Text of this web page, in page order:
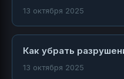
13 октября 2025
Как убрать
13 октября 2025